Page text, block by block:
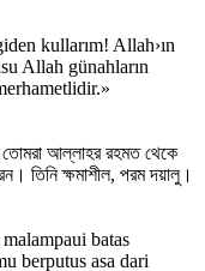
kullarım! Allah›ın
Allah günahların
তোমরা আল্লাহর রহমত থেকে
তিনি ক্ষমাশীল, পরম দয়ালু।
batas
berputus asa dari